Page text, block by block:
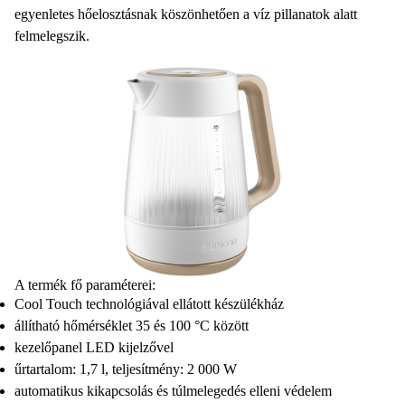
egyenletes hőelosztásnak köszönhetően a víz pillanatok alatt
felmelegszik.
A termék fő paraméterei:
Cool Touch technológiával ellátott készülékház
állítható hőmérséklet 35 és 100 °C között
kezelőpanel LED kijelzővel
űrtartalom: 1,7 l, teljesítmény: 2 000 W
automatikus kikapcsolás és túlmelegedés elleni védelem